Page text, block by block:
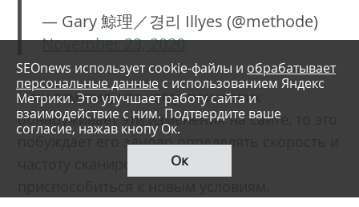
— Gary 鯨理／경리 Illyes (@methode)
November 23, 2020
Илш отметил, что когда поисковик
обнаруживает эти изменения на сайте, то это
побуждает его заново определять скорость и
частоту сканирования, чтобы
SEOnews использует cookie-файлы и обрабатывает
персональные данные с использованием Яндекс
Метрики. Это улучшает работу сайта и
взаимодействие с ним. Подтвердите ваше
согласие, нажав кнопу Ок.
Ок